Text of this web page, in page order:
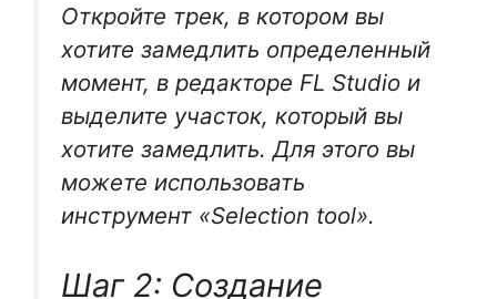
Откройте трек, в котором вы
хотите замедлить определенный
момент, в редакторе FL Studio и
выделите участок, который вы
хотите замедлить. Для этого вы
можете использовать
инструмент «Selection tool».
Шаг 2: Создание